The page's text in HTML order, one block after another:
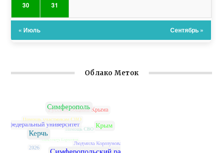
30 31
« Июль Сентябрь »
Облако Меток